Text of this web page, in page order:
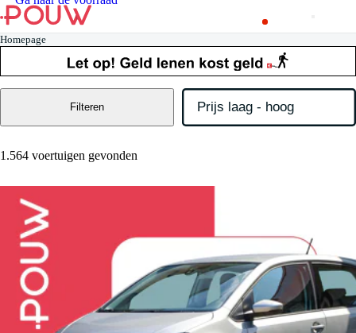
Homepage
1.564 voertuigen gevonden
Filteren